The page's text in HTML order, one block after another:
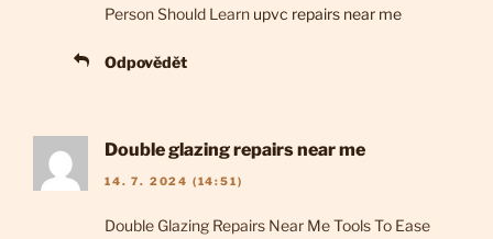
Person Should Learn upvc repairs near me
Odpovědět
Double glazing repairs near me
14. 7. 2024 (14:51)
Double Glazing Repairs Near Me Tools To Ease